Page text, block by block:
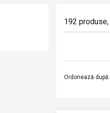
192 produse,
Ordonează după: